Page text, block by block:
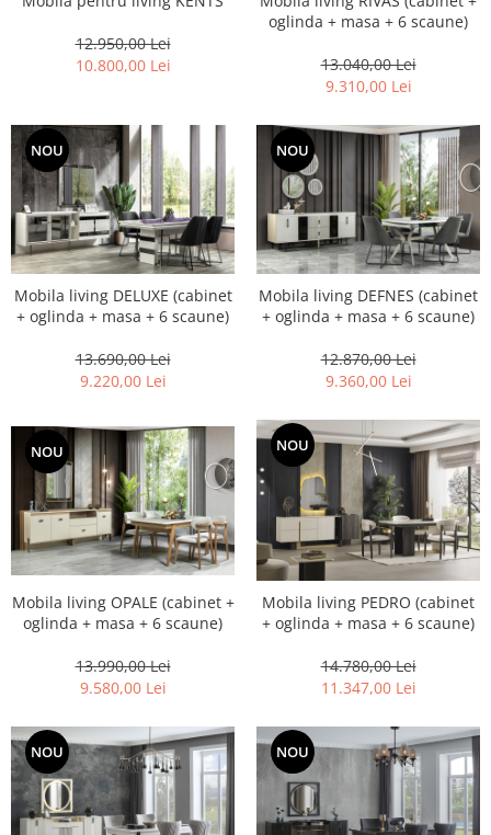
12.950,00 Lei
10.800,00 Lei
oglinda + masa + 6 scaune)
13.040,00 Lei
9.310,00 Lei
NOU
Mobila living DELUXE (cabinet
+ oglinda + masa + 6 scaune)
13.690,00 Lei
9.220,00 Lei
NOU
Mobila living DEFNES (cabinet
+ oglinda + masa + 6 scaune)
12.870,00 Lei
9.360,00 Lei
NOU
Mobila living OPALE (cabinet +
oglinda + masa + 6 scaune)
13.990,00 Lei
9.580,00 Lei
NOU
Mobila living PEDRO (cabinet
+ oglinda + masa + 6 scaune)
14.780,00 Lei
11.347,00 Lei
NOU NOU